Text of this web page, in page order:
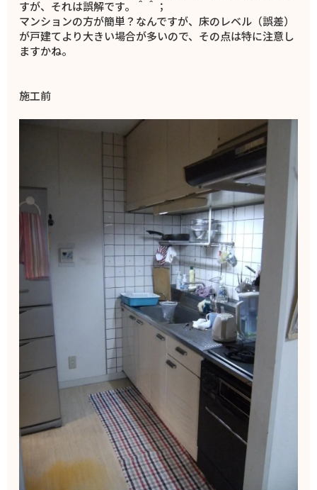
すが、それは誤解です。＾＾；
マンションの方が簡単？なんですが、床のレベル（誤差）
が戸建てより大きい場合が多いので、その点は特に注意し
ますかね。
施工前